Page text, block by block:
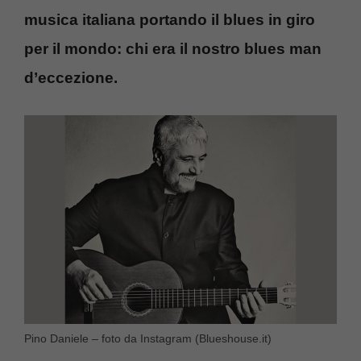
musica italiana portando il blues in giro
per il mondo: chi era il nostro blues man
d’eccezione.
Pino Daniele – foto da Instagram (Blueshouse.it)